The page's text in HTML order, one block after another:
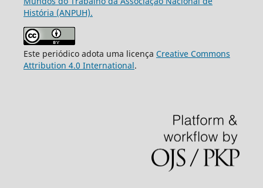
História (ANPUH).
Este periódico adota uma licença Creative Commons
Attribution 4.0 International.